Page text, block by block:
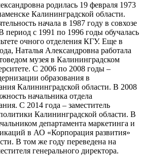
родилась 19 февраля 1973
Калининградской области.
начала в 1987 году в совхозе
период с 1991 по 1996 годы обучалась
очного отделения КГУ. Еще в
Наталья Александровна работала
музея в Калининградском
С 2006 по 2008 годы –
образования в
Калининградской области. В 2008
начальника отдела
С 2014 года – заместитель
Калининградской области. В
департамента маркетинга и
в АО «Корпорация развития»
В том же году переведена на
генерального директора.